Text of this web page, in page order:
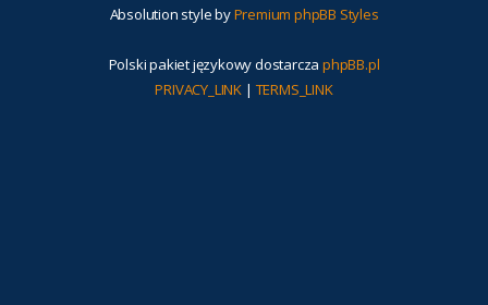
Absolution style byPremium phpBB Styles
Polski pakiet językowy dostarcza phpBB.pl
PRIVACY_LINK | TERMS_LINK